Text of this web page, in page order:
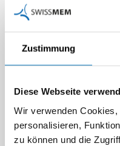
Zustimmung
Diese Webseite
Wir verwenden
personalisieren,
zu können und die
ie: Änderung der Liste
der harmonisierten EN-
Normen